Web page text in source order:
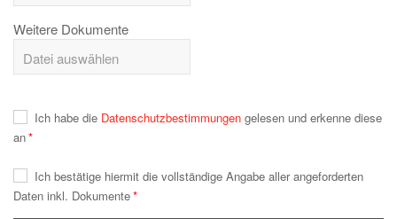
Weitere Dokumente
Ich habe die Datenschutzbestimmungengelesen und erkenne diese
an
Ich bestätige hiermit die vollständige Angabe aller angeforderten
Daten inkl. Dokumente